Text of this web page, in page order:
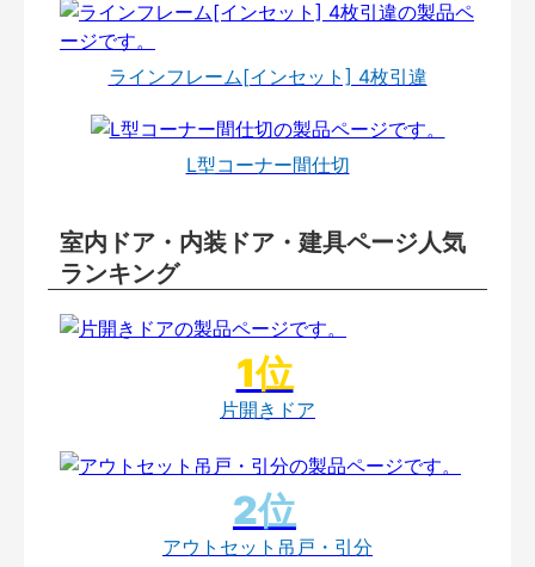
ラインフレーム[インセット] 4枚引違
L型コーナー間仕切
室内ドア・内装ドア・建具ページ人気
ランキング
片開きドア
アウトセット吊戸・引分